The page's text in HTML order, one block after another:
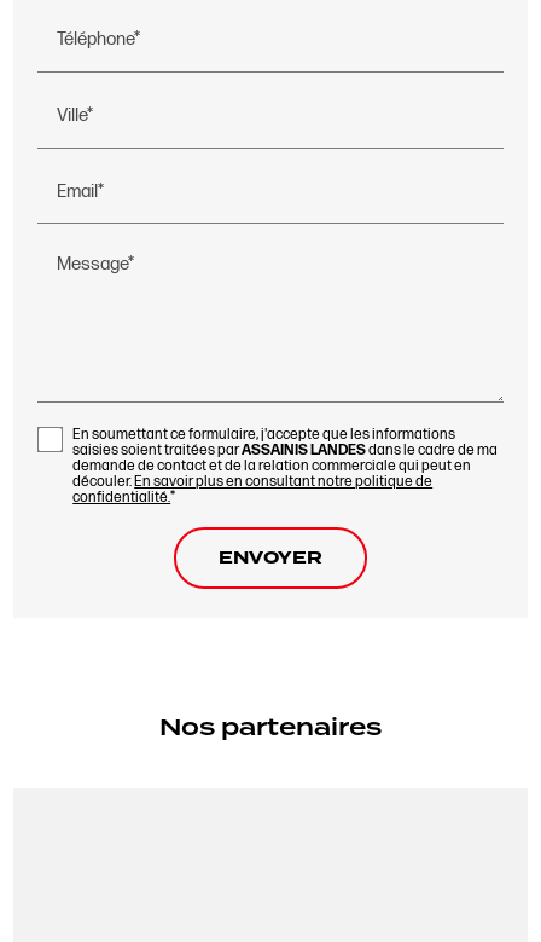
Téléphone*
Ville*
Email*
Message*
En soumettant ce formulaire, j'accepte que les informations
saisies soient traitées parASSAINIS LANDESdans le cadre de ma
demande de contact et de la relation commerciale qui peut en
découler.En savoir plus en consultant notre politique de
confidentialité.*
Nos partenaires